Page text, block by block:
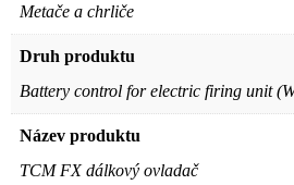
Metače a chrliče
Druh produktu
Battery control for electric firing unit
Název produktu
TCM FX dálkový ovladač